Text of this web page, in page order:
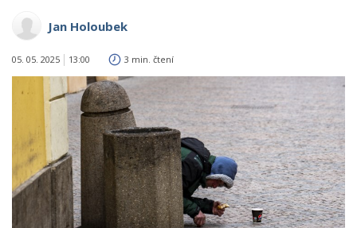
Jan Holoubek
05. 05. 2025 13:00 3 min. čtení